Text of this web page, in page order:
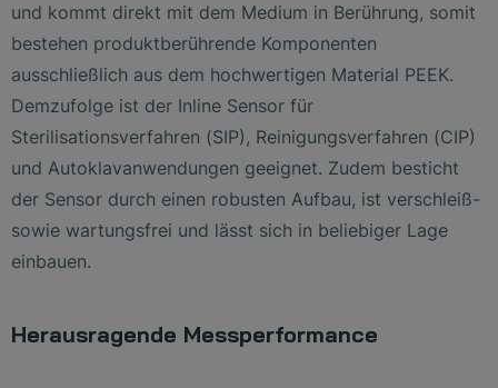
und kommt direkt mit dem Medium in Berührung, somit
bestehen produktberührende Komponenten
ausschließlich aus dem hochwertigen Material PEEK.
Demzufolge ist der Inline Sensor für
Sterilisationsverfahren (SIP), Reinigungsverfahren (CIP)
und Autoklavanwendungen geeignet. Zudem besticht
der Sensor durch einen robusten Aufbau, ist verschleiß-
sowie wartungsfrei und lässt sich in beliebiger Lage
einbauen.
Herausragende Messperformance